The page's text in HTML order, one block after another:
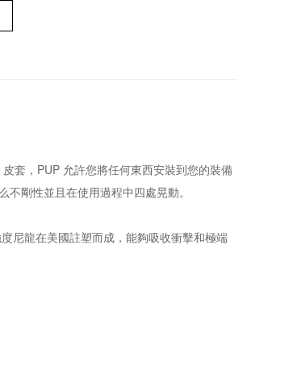
套，PUP 允許您將任何東西安裝到您的裝備
剛性並且在使用過程中四處晃動。
尼龍在美國註塑而成，能夠吸收衝擊和極端